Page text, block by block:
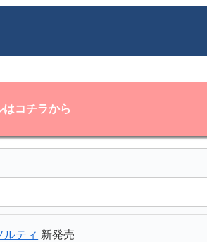
コチラから
ルティ 新発売